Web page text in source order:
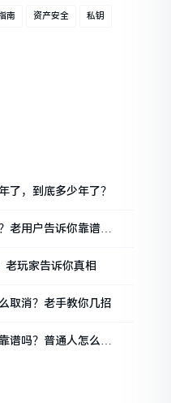
南 资产安全 私钥
了，到底多少年了？
老用户告诉你靠谱渠
玩家告诉你真相
取消？老手教你几招
谱吗？普通人怎么避